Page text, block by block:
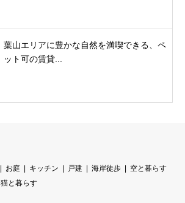
葉山エリアに豊かな自然を満喫できる、ペ
ット可の賃貸...
お庭 キッチン 戸建 海岸徒歩
空と暮らす
猫と暮らす